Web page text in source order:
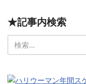
★記事内検索